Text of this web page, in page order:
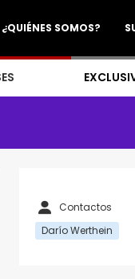
¿QUIÉNES SOMOS?
Contactos
Darío Werthein